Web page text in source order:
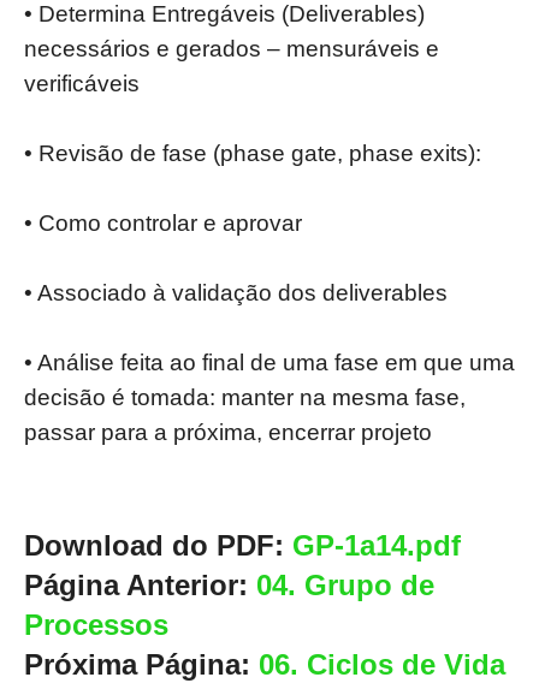
• Determina Entregáveis (Deliverables)
necessários e gerados – mensuráveis e
verificáveis
• Revisão de fase (phase gate, phase exits):
• Como controlar e aprovar
• Associado à validação dos deliverables
• Análise feita ao final de uma fase em que uma
decisão é tomada: manter na mesma fase,
passar para a próxima, encerrar projeto
Download do PDF: GP-1a14.pdf
Página Anterior: 04. Grupo de
Processos
Próxima Página: 06. Ciclos de Vida